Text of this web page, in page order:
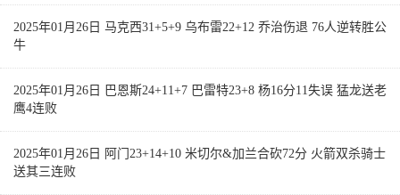
2025年01月26日 马克西31+5+9 乌布雷22+12 乔治伤退 76人逆转胜公
牛
2025年01月26日 巴恩斯24+11+7 巴雷特23+8 杨16分11失误 猛龙送老
鹰4连败
2025年01月26日 阿门23+14+10 米切尔&加兰合砍72分 火箭双杀骑士
送其三连败